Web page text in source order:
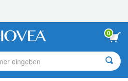
0
eingeben